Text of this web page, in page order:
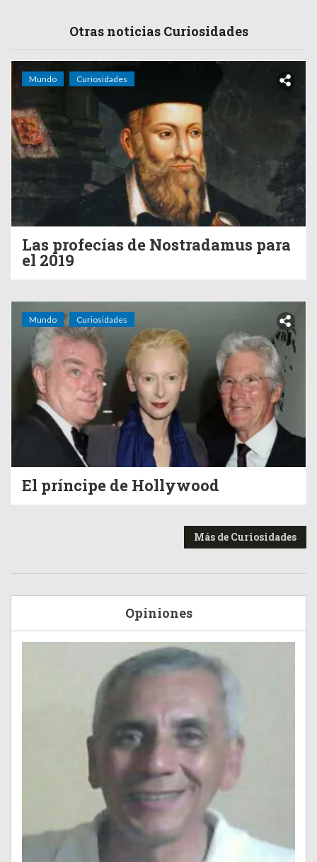
Otras noticias Curiosidades
Mundo Curiosidades
Las profecías de Nostradamus para
el 2019
Mundo Curiosidades
El príncipe de Hollywood
Más de Curiosidades
Opiniones